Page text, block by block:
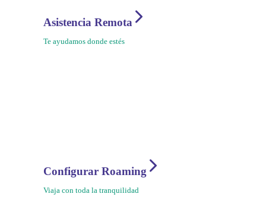
Asistencia Remota
Te ayudamos donde estés
Configurar Roaming
Viaja con toda la tranquilidad